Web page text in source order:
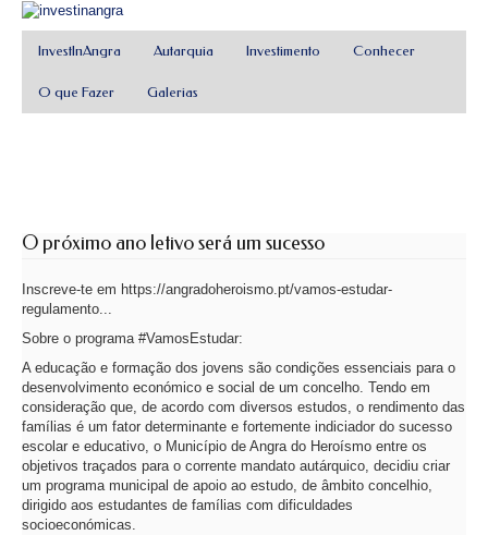
InvestInAngra Autarquia Investimento Conhecer
O que Fazer Galerias
O próximo ano letivo será um sucesso
Inscreve-te em https://angradoheroismo.pt/vamos-estudar-
regulamento...
Sobre o programa #VamosEstudar:
A educação e formação dos jovens são condições essenciais para o
desenvolvimento económico e social de um concelho. Tendo em
consideração que, de acordo com diversos estudos, o rendimento das
famílias é um fator determinante e fortemente indiciador do sucesso
escolar e educativo, o Município de Angra do Heroísmo entre os
objetivos traçados para o corrente mandato autárquico, decidiu criar
um programa municipal de apoio ao estudo, de âmbito concelhio,
dirigido aos estudantes de famílias com dificuldades
socioeconómicas.